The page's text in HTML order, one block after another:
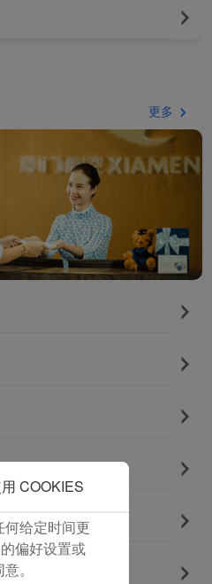
更多
COOKIES
站正常运行，
最佳的用户体
网站，功能型
将被安装
中。
下，我们还将
(i) 分析
的优惠信
航空和第三
加契合。
营销Cookie。
，我们将不会
给定时间更
偏好设置或
。